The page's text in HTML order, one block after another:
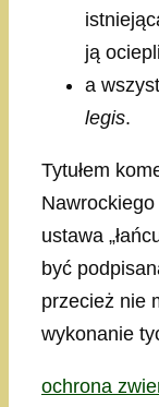
ją
a
legis.
Tytułem
ustawa
być
przecież nie
wykonanie
Kategorie
ochrona